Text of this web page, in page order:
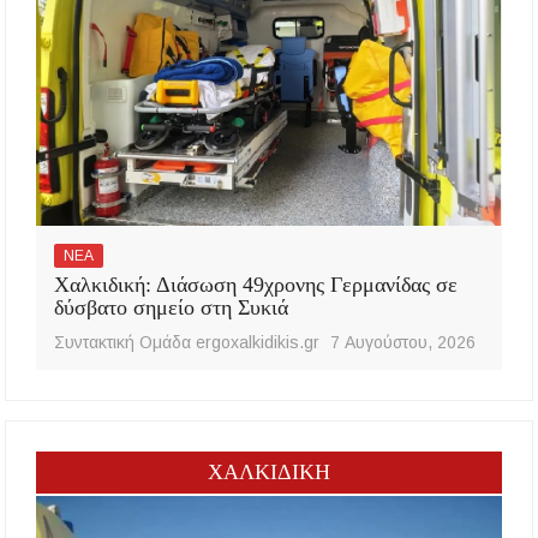
ΝΕΑ
Χαλκιδική: Διάσωση 49χρονης Γερμανίδας σε
δύσβατο σημείο στη Συκιά
Συντακτική Ομάδα ergoxalkidikis.gr 7 Αυγούστου, 2026
ΧΑΛΚΙΔΙΚΗ